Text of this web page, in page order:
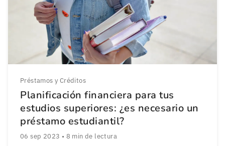
Préstamos y Créditos
Planificación financiera para tus
estudios superiores: ¿es necesario un
préstamo estudiantil?
06 sep 2023 • 8 min de lectura